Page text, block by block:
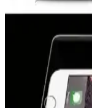
Z-Mobile Nano
MacBook Air
kullanıcı
Z-Mobile Nano
13.3 inç modelleri
kalitesi sunan
karşı koruyun.